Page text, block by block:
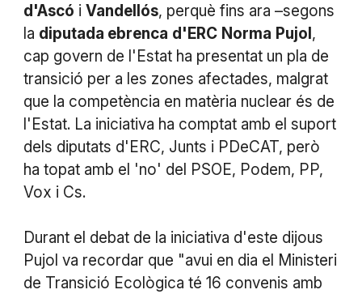
d'Ascó i Vandellós, perquè fins ara –segons
la diputada ebrenca d'ERC Norma Pujol ,
cap govern de l'Estat ha presentat un pla de
transició per a les zones afectades, malgrat
que la competència en matèria nuclear és de
l'Estat. La iniciativa ha comptat amb el suport
dels diputats d'ERC, Junts i PDeCAT, però
ha topat amb el 'no' del PSOE, Podem, PP,
Vox i Cs.
Durant el debat de la iniciativa d'este dijous
Pujol va recordar que "avui en dia el Ministeri
de Transició Ecològica té 16 convenis amb